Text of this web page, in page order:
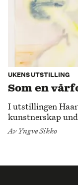
UKENS UTSTILLING
Som en
I utstillingen
kunstnerskap
AvYngve Sikko